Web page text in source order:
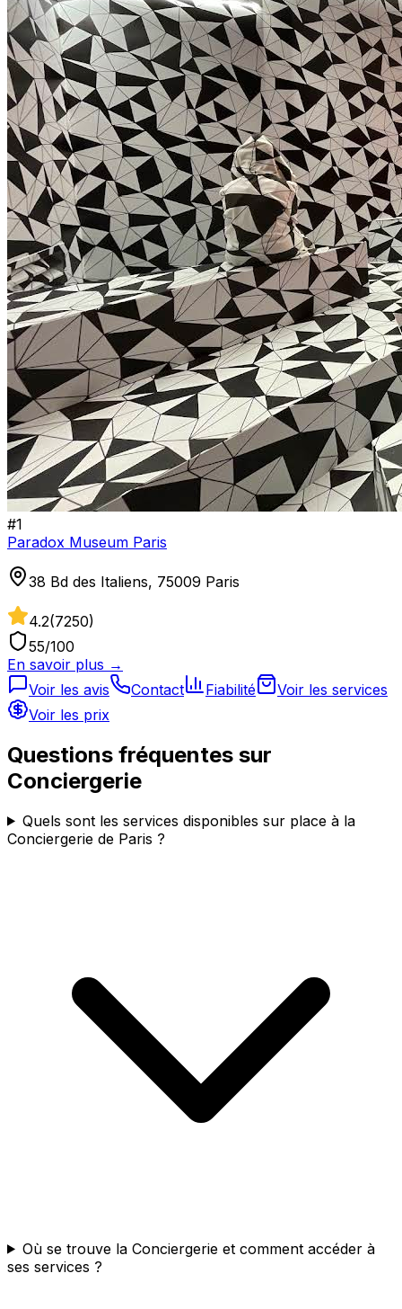
#1
Paradox Museum Paris
38 Bd des Italiens, 75009 Paris
4.2(7250)
55/100
En savoir plus →
Voir les avis
Contact Fiabilité
Voir les services
Voir les prix
Questions fréquentes sur
Conciergerie
Quels sont les services disponibles sur place à la
Conciergerie de Paris ?
Où se trouve la Conciergerie et comment accéder à
ses services ?